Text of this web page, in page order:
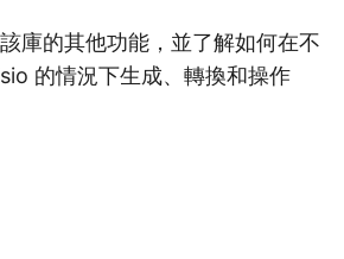
庫的其他功能，並了解如何在不
的情況下生成、轉換和操作